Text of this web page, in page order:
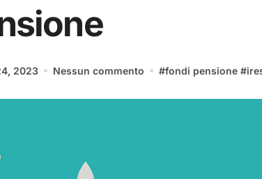
2023 Nessun commento #fondi pensione #